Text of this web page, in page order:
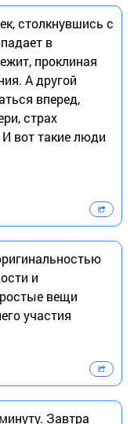
столкнувшись с
в
проклиная
А другой
вперед,
страх
вот такие люди
и
вещи
участия
Завтра